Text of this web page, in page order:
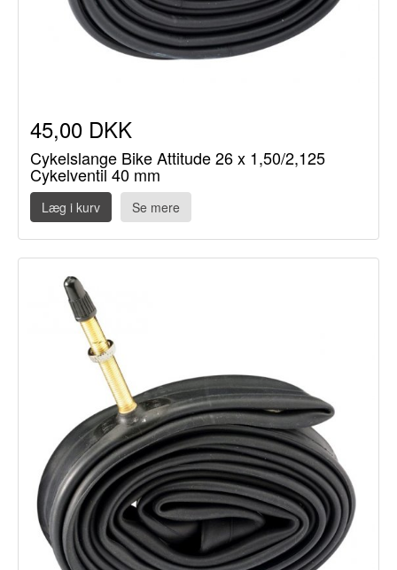
45,00 DKK
Cykelslange Bike Attitude 26 x 1,50/2,125
Cykelventil 40 mm
Læg i kurv Se mere